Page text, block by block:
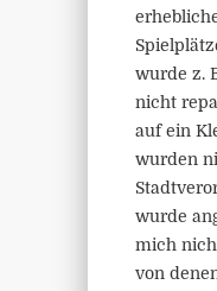
wurde z.
nicht
auf ein
wurden
wurde
mich
von